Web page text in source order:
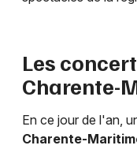
Les
Charente-
En ce jour de l'an,
Charente-